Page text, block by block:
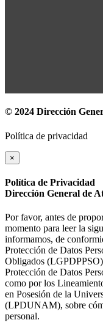
© 2024 Dirección
Política de privacidad
×
Política de Privacidad
Dirección General de
Por favor, antes de
momento para leer la
informamos, de
Protección de Datos
Obligados
Protección de Datos
como por los
en Posesión de la
(LPDUNAM), sobre
personal.